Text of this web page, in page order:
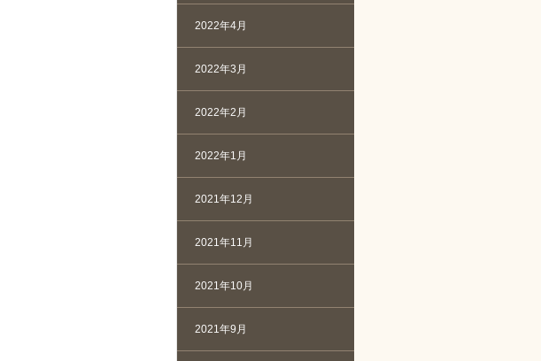
2022年4月
2022年3月
2022年2月
2022年1月
2021年12月
2021年11月
2021年10月
2021年9月